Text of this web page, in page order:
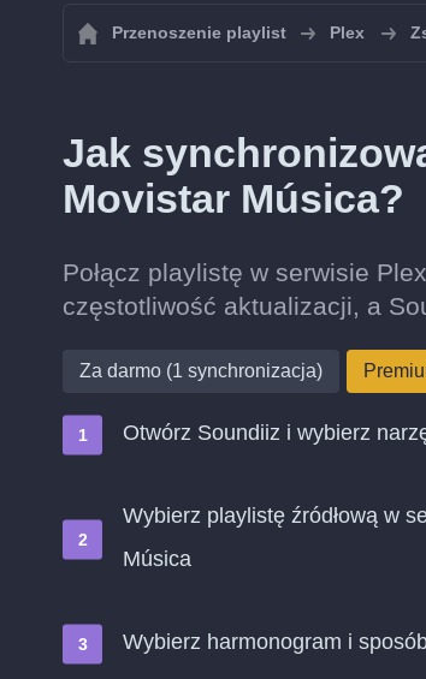
Przenoszenie playlist Plex
Jak
Movistar Música?
Połącz playlistę w serwisie
częstotliwość aktualizacji, a
Za darmo (1 synchronizacja)
Otwórz Soundiiz i wybierz
Wybierz playlistę źródłową w
Música
Wybierz harmonogram i